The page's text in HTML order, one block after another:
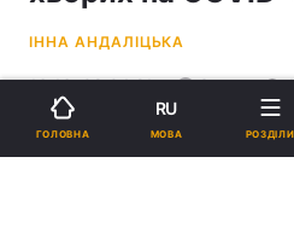
ІННА АНДАЛІЦЬКА
16:16, 08.04.21 3 хв.
Підпишіться
ГОЛОВНА
RU
МОВА РОЗДІЛИ